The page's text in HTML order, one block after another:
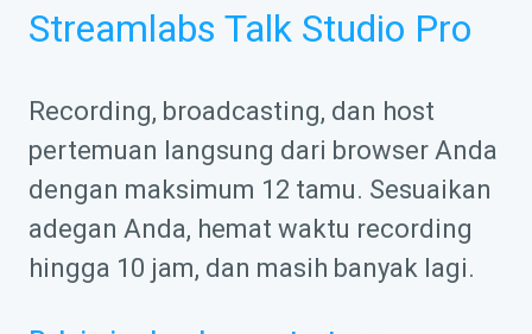
Streamlabs Talk Studio Pro
Recording, broadcasting, dan host
pertemuan langsung dari browser Anda
dengan maksimum 12 tamu. Sesuaikan
adegan Anda, hemat waktu recording
hingga 10 jam, dan masih banyak lagi.